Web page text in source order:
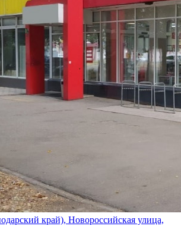
край), Новороссийская улица,